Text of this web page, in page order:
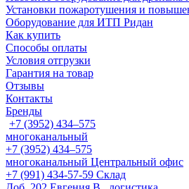
Установки пожаротушения и
Оборудование для ИТП Ридан
Как купить
Способы оплаты
Условия отгрузки
Гарантия на товар
Отзывы
Контакты
Бренды
+7 (3952) 434‒575
многоканальный
+7 (3952) 434‒575
многоканальный Центральный офис
‎+7 (991) 434-57-59 Склад